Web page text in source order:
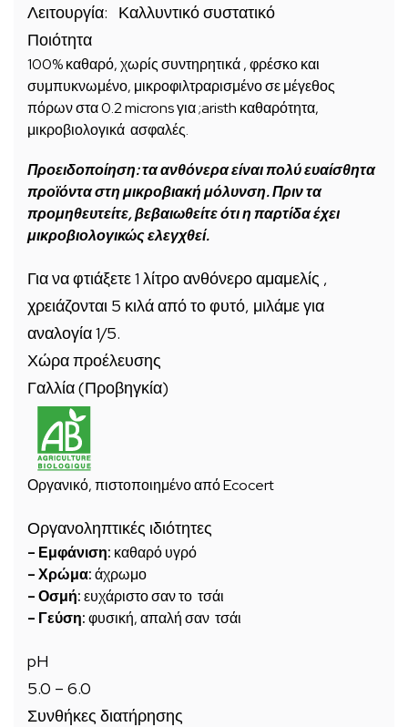
Λειτουργία: Καλλυντικό συστατικό
Ποιότητα
100% καθαρό, χωρίςσυντηρητικά, φρέσκο ​​και
συμπυκνωμένο, μικροφιλτραρισμένο σε μέγεθος
πόρων στα 0.2 microns για ;aristh καθαρότητα,
μικροβιολογικά ασφαλές.
Προειδοποίηση: τα ανθόνερα είναι πολύ ευαίσθητα
προϊόντα στη μικροβιακή μόλυνση. Πριν τα
προμηθευτείτε, βεβαιωθείτε ότι η παρτίδα έχει
μικροβιολογικώς ελεγχθεί.
Για να φτιάξετε 1 λίτρο ανθόνερο αμαμελίς ,
χρειάζονται 5 κιλά από το φυτό, μιλάμε για
αναλογία 1/5.
Χώρα προέλευσης
Γαλλία (Προβηγκία)
Οργανικό, πιστοποιημένο από Ecocert
Οργανοληπτικές ιδιότητες
– Εμφάνιση: καθαρό υγρό
– Χρώμα:άχρωμο
– Οσμή:ευχάριστο σαν το τσάι
– Γεύση:φυσική, απαλή σαν τσάι
pH
5.0 – 6.0
Συνθήκες διατήρησης